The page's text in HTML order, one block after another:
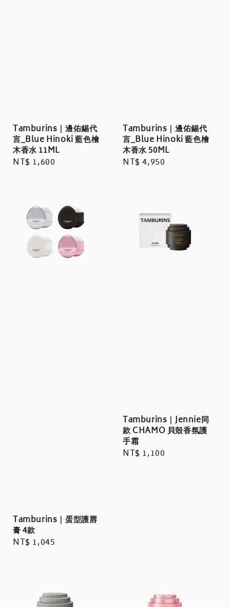
Tamburins｜邊佑錫代
言_Blue Hinoki 藍色檜
木香水 11ML
Regular
NT$ 1,600
Tamburins｜邊佑錫代
言_Blue Hinoki 藍色檜
木香水 50ML
Regular
NT$ 4,950
Tamburins｜蛋型護唇
膏 4款
Regular
NT$ 1,045
Tamburins｜Jennie同
款 CHAMO 貝殼香氛護
手霜
Regular
NT$ 1,100